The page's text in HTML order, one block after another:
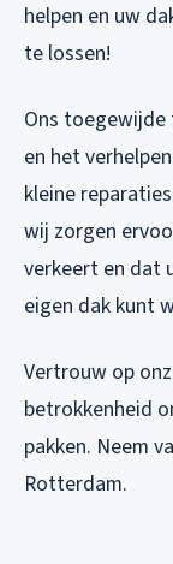
helpen en uw
te lossen!
Ons
en het
kleine
wij zorgen
verkeert en dat
eigen dak kunt
Vertrouw op
betrokkenheid
pakken. Neem
Rotterdam.